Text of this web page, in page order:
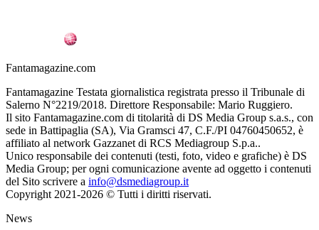
Fantamagazine.com
Fantamagazine Testata giornalistica registrata presso il Tribunale di
Salerno N°2219/2018. Direttore Responsabile: Mario Ruggiero.
Il sito Fantamagazine.com di titolarità di DS Media Group s.a.s., con
sede in Battipaglia (SA), Via Gramsci 47, C.F./PI 04760450652, è
affiliato al network Gazzanet di RCS Mediagroup S.p.a..
Unico responsabile dei contenuti (testi, foto, video e grafiche) è DS
Media Group; per ogni comunicazione avente ad oggetto i contenuti
del Sito scrivere a info@dsmediagroup.it
Copyright 2021-2026 © Tutti i diritti riservati.
News